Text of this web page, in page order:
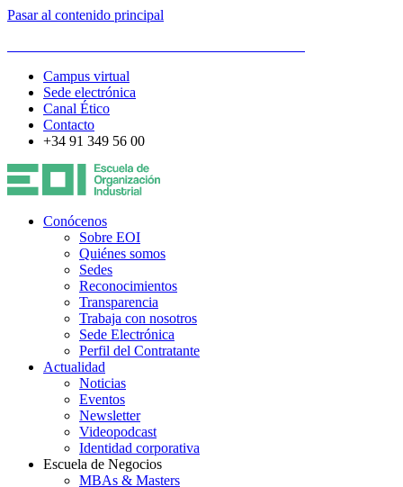
Pasar al contenido principal
Campus virtual
Sede electrónica
Canal Ético
Contacto
+34 91 349 56 00
Conócenos
Sobre EOI
Quiénes somos
Sedes
Reconocimientos
Transparencia
Trabaja con nosotros
Sede Electrónica
Perfil del Contratante
Actualidad
Noticias
Eventos
Newsletter
Videopodcast
Identidad corporativa
Escuela de Negocios
MBAs & Masters